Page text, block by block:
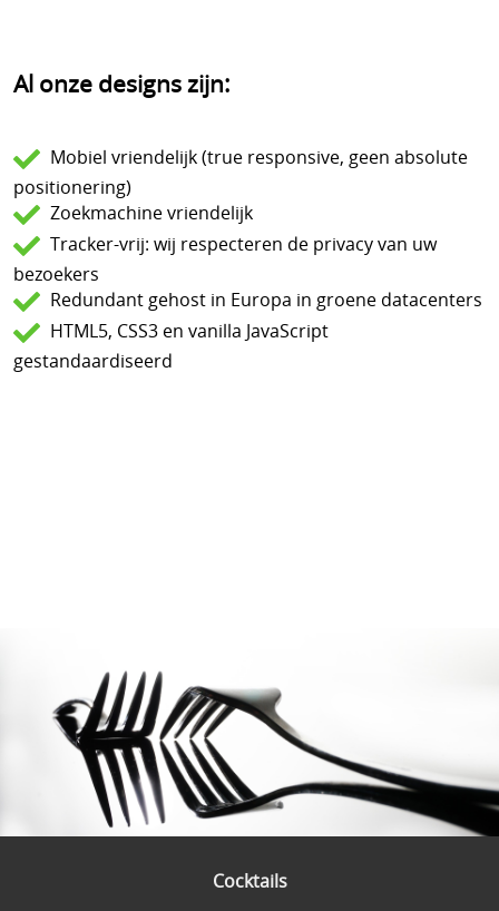
Cocktails
Al onze designs zijn:
Mobiel vriendelijk (true responsive, geen absolute
positionering)
Zoekmachine vriendelijk
Tracker-vrij: wij respecteren de privacy van uw
bezoekers
Redundant gehost in Europa in groene datacenters
HTML5, CSS3 en vanilla JavaScript
gestandaardiseerd